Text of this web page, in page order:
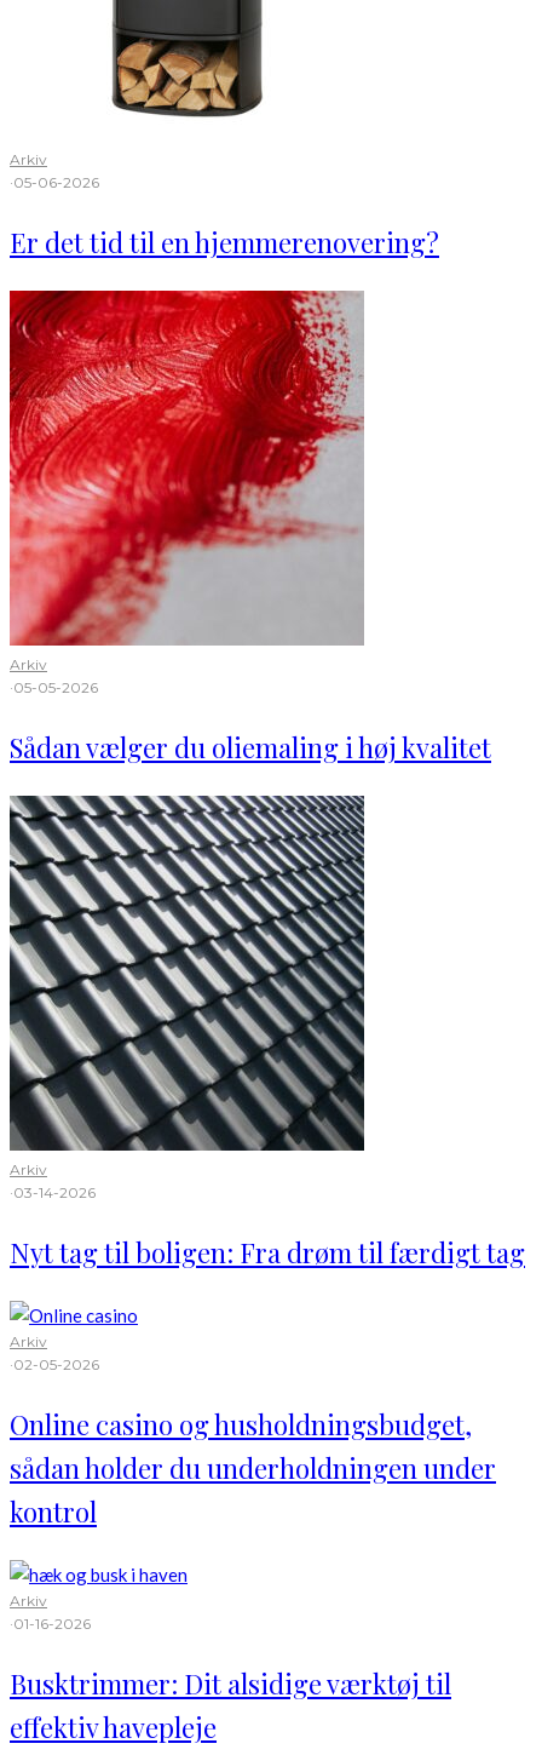
Arkiv
·05-06-2026
Er det tid til en hjemmerenovering?
Arkiv
·05-05-2026
Sådan vælger du oliemaling i høj kvalitet
Arkiv
·03-14-2026
Nyt tag til boligen: Fra drøm til færdigt tag
Arkiv
·02-05-2026
Online casino og husholdningsbudget,
sådan holder du underholdningen under
kontrol
Arkiv
·01-16-2026
Busktrimmer: Dit alsidige værktøj til
effektiv havepleje